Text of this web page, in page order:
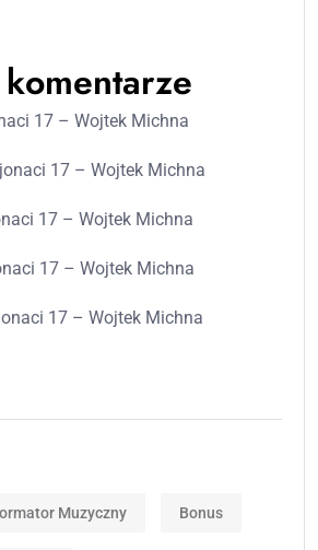
17 – Wojtek Michna
17 – Wojtek Michna
17 – Wojtek Michna
17 – Wojtek Michna
17 – Wojtek Michna
Muzyczny Bonus